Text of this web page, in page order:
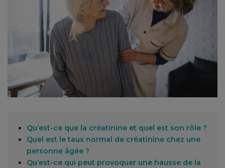
Qu’est-ce que la créatinine et quel est son rôle ?
Quel est le taux normal de créatinine chez une
personne âgée ?
Qu’est-ce qui peut provoquer une hausse de la